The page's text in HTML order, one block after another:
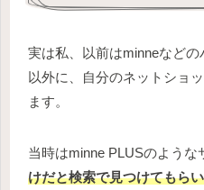
実は私、以前はminneなど
以外に、自分のネットショ
ます。
当時はminne PLUSのような
けだと検索で見つけてもら